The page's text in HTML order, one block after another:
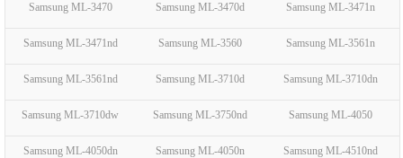
Samsung ML-3470 Samsung ML-3470d Samsung ML-3471n
Samsung ML-3471nd Samsung ML-3560 Samsung ML-3561n
Samsung ML-3561nd Samsung ML-3710d Samsung ML-3710dn
Samsung ML-3710dw Samsung ML-3750nd Samsung ML-4050
Samsung ML-4050dn Samsung ML-4050n Samsung ML-4510nd